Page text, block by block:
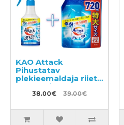
KAO Attack
Pihustatav
plekieemaldaja riiete
töötlemiseks enne
pesemist 300ml +
38.00€ 39.00€